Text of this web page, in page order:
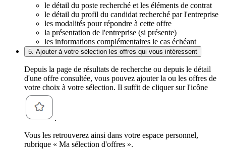
le détail du poste recherché et les éléments de contrat
le détail du profil du candidat recherché par l'entreprise
les modalités pour répondre à cette offre
la présentation de l'entreprise (si présente)
les informations complémentaires le cas échéant
5. Ajouter à votre sélection les offres qui vous intéressent
Depuis la page de résultats de recherche ou depuis le détail
d'une offre consultée, vous pouvez ajouter la ou les offres de
votre choix à votre sélection. Il suffit de cliquer sur l'icône
.
Vous les retrouverez ainsi dans votre espace personnel,
rubrique « Ma sélection d'offres ».